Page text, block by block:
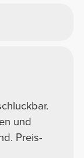
und
Preis-